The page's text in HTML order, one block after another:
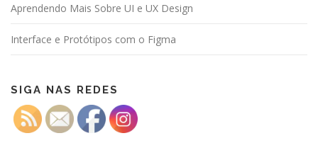
Aprendendo Mais Sobre UI e UX Design
Interface e Protótipos com o Figma
SIGA NAS REDES